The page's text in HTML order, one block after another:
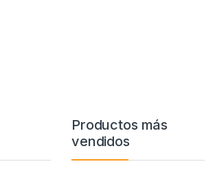
Productos más
vendidos